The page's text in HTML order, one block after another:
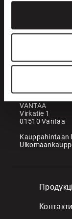
Контакти
Офіс
VANTAA
Virkatie 1
01510 Vantaa
Kauppahintaan